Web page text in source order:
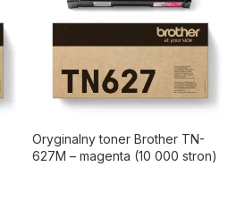
Oryginalny toner Brother TN-
627M – magenta (10 000 stron)